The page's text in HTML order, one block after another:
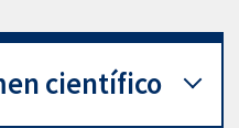
científico